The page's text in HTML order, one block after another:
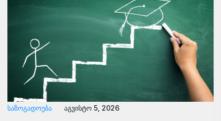
ᲡᲐᲖᲝᲒᲐᲓᲝᲔᲑᲐ აგვისტო 5, 2026